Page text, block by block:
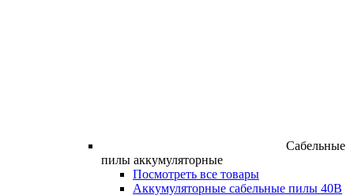
Сабельные
пилы аккумуляторные
Посмотреть все товары
Аккумуляторные сабельные пилы 40В